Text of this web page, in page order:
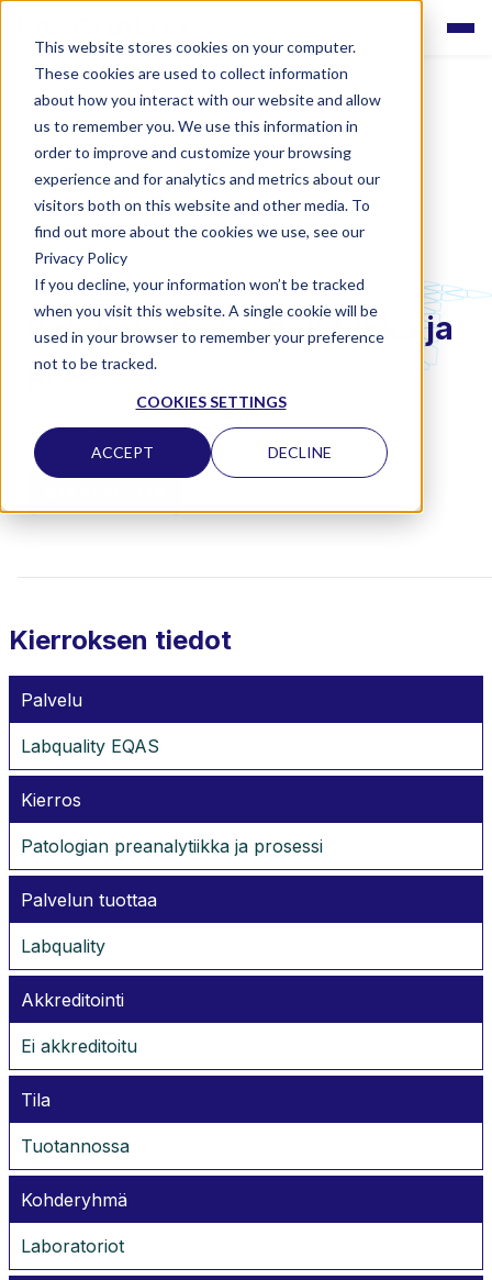
This website stores cookies on your computer.
These cookies are used to collect information
about how you interact with our website and allow
us to remember you. We use this information in
order to improve and customize your browsing
experience and for analytics and metrics about our
visitors both on this website and other media. To
find out more about the cookies we use, see our
Privacy Policy
If you decline, your information won’t be tracked
when you visit this website. A single cookie will be
used in your browser to remember your preference
not to be tracked.
COOKIES SETTINGS
ACCEPT DECLINE
LABQUALITY EQAS
Patologian preanalytiikka ja
prosessi
PRE- JA POST-ANALYTIIKKA
Kierroksen tiedot
Palvelu
Labquality EQAS
Kierros
Patologian preanalytiikka ja prosessi
Palvelun tuottaa
Labquality
Akkreditointi
Ei akkreditoitu
Tila
Tuotannossa
Kohderyhmä
Laboratoriot